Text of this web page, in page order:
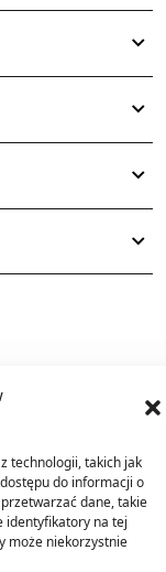
technologii, takich jak
do informacji o
dane, takie
identyfikatory na tej
może niekorzystnie